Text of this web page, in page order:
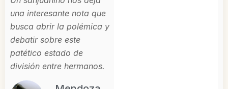
una interesante nota que
busca abrir la polémica y
debatir sobre este
patético estado de
división entre hermanos.